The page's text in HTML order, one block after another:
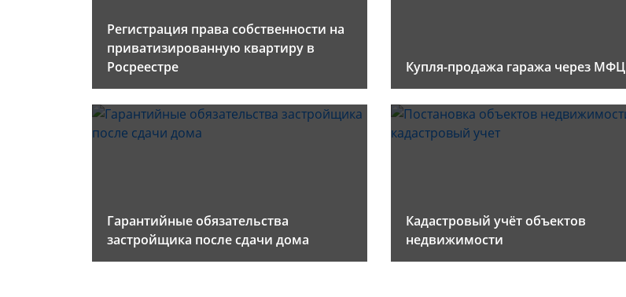
Регистрация права собственности на
приватизированную квартиру в
Росреестре
Купля-продажа гаража через МФЦ
Гарантийные обязательства
застройщика после сдачи дома
Кадастровый учёт объектов
недвижимости